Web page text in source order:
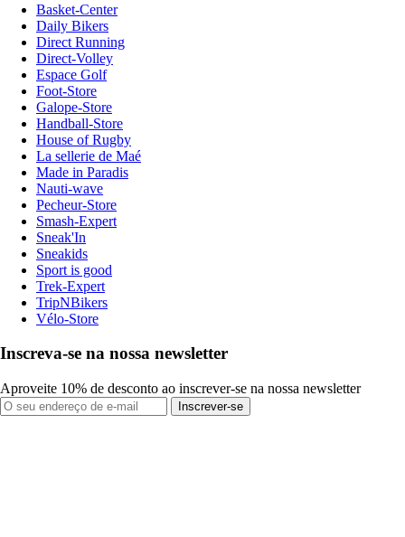
Basket-Center
Daily Bikers
Direct Running
Direct-Volley
Espace Golf
Foot-Store
Galope-Store
Handball-Store
House of Rugby
La sellerie de Maé
Made in Paradis
Nauti-wave
Pecheur-Store
Smash-Expert
Sneak'In
Sneakids
Sport is good
Trek-Expert
TripNBikers
Vélo-Store
Inscreva-se na nossa newsletter
Aproveite 10% de desconto ao inscrever-se na nossa newsletter
Inscrever-se